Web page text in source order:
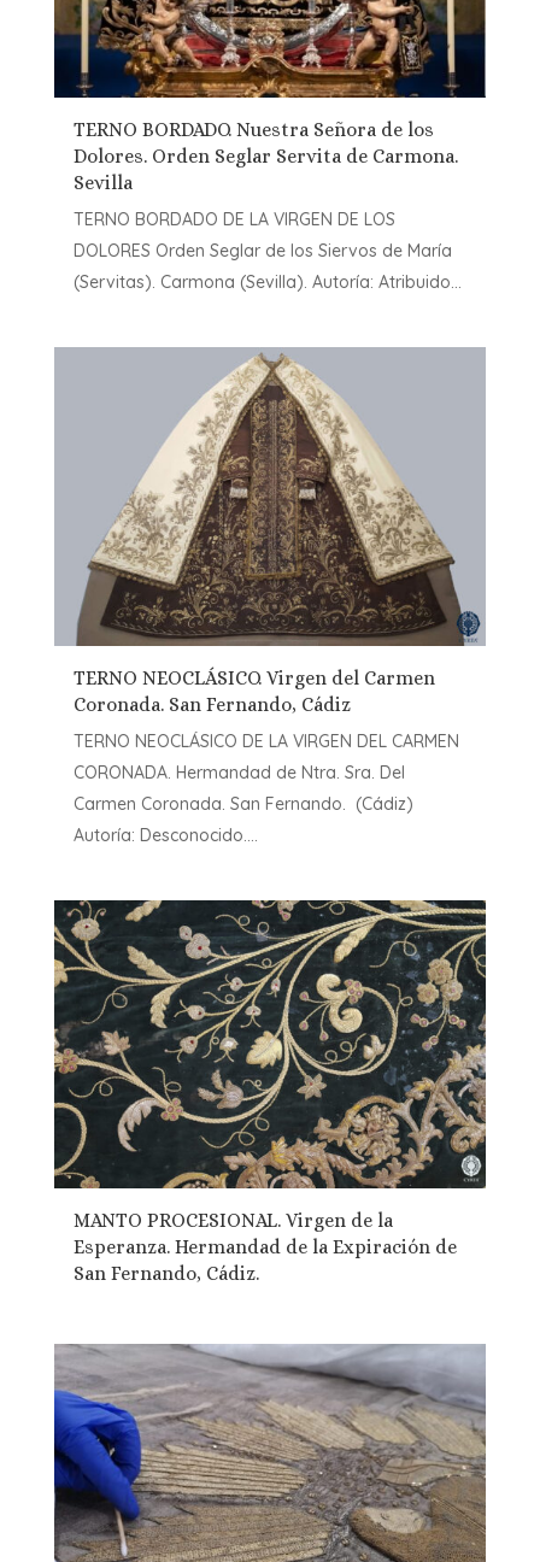
TERNO BORDADO. Nuestra Señora de los
Dolores. Orden Seglar Servita de Carmona.
Sevilla
TERNO BORDADO DE LA VIRGEN DE LOS
DOLORES Orden Seglar de los Siervos de María
(Servitas). Carmona (Sevilla). Autoría: Atribuido...
TERNO NEOCLÁSICO. Virgen del Carmen
Coronada. San Fernando, Cádiz
TERNO NEOCLÁSICO DE LA VIRGEN DEL CARMEN
CORONADA. Hermandad de Ntra. Sra. Del
Carmen Coronada. San Fernando. (Cádiz)
Autoría: Desconocido....
MANTO PROCESIONAL. Virgen de la
Esperanza. Hermandad de la Expiración de
San Fernando, Cádiz.